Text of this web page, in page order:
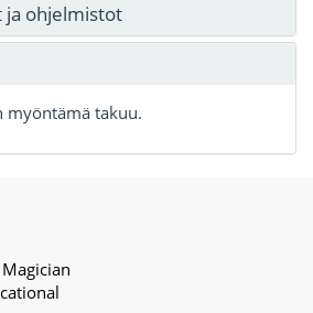
ja ohjelmistot
myöntämä takuu.